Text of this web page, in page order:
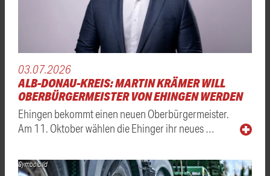
03.07.2026
ALB-DONAU-KREIS: MARTIN KRÄMER WILL
OBERBÜRGERMEISTER VON EHINGEN WERDEN
Ehingen bekommt einen neuen Oberbürgermeister.
Am 11. Oktober wählen die Ehinger ihr neues …
Symbolbild